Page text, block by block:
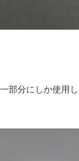
部分にしか使用